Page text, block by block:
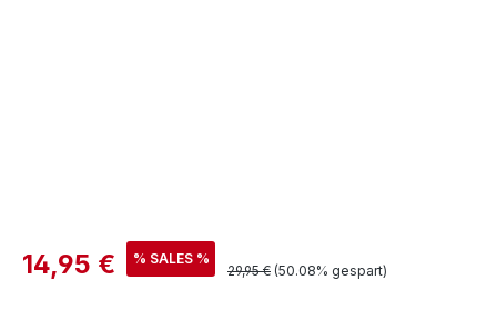
Verkaufspreis:
14,95 € % SALES %
Regulärer Preis:
29,95 € (50.08% gespart)